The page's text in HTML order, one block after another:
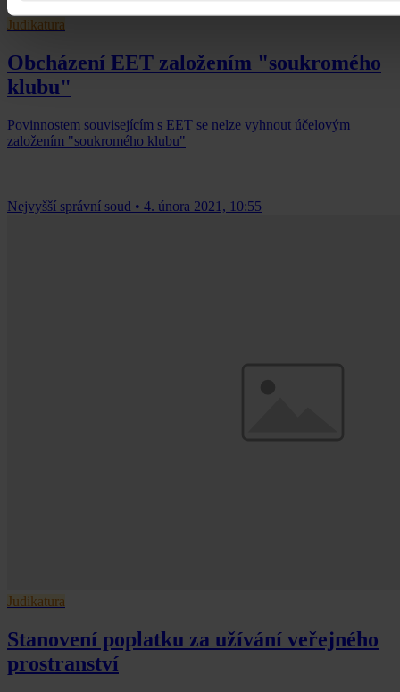
Judikatura
Obcházení EET založením "soukromého
klubu"
Povinnostem souvisejícím s EET se nelze vyhnout účelovým
založením "soukromého klubu"
Nejvyšší správní soud • 4. února 2021, 10:55
Judikatura
Stanovení poplatku za užívání veřejného
prostranství